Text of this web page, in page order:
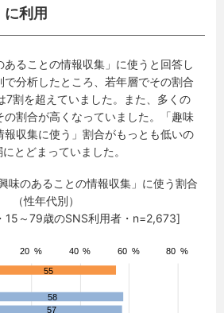
に利用
あることの情報収集」に使うと回答し
で分析したところ、若年層でその割合
7割を超えていました。また、多くの
の割合が高くなっていました。「趣味
報収集に使う」割合がもっとも低いの
とどまっていました。
味のあることの情報収集」に使う割合
（性年代別）
15～79歳のSNS利用者・n=2,673]